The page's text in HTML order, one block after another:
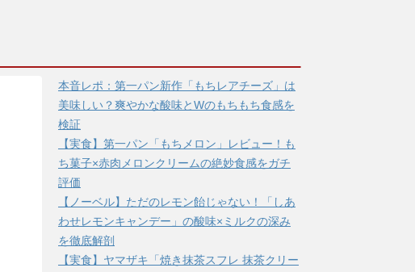
本音レポ：第一パン新作「もちレアチーズ」は
美味しい？爽やかな酸味とWのもちもち食感を
検証
【実食】第一パン「もちメロン」レビュー！も
ち菓子×赤肉メロンクリームの絶妙食感をガチ
評価
【ノーベル】ただのレモン飴じゃない！「しあ
わせレモンキャンデー」の酸味×ミルクの深み
を徹底解剖
【実食】ヤマザキ「焼き抹茶スフレ 抹茶クリー